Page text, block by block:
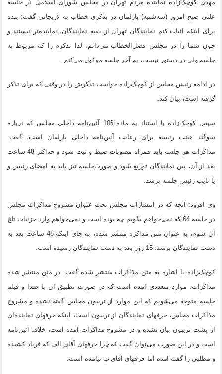
مهدی کوچک‌زاده نماینده مردم تهران در مجلس شورای اسلامی در جلسه
علنی صبح امروز (سه‌شنبه) پارلمان در تذکری خطاب به لاریجانی گفت: بنده
برای اینکه اثبات کنم نمایندگان تهران از بقیه نمایندگان، نماینده‌تر نیستند و
چون شما را در مجلس فصل‌الخطاب می‌دانم، لذا تذکرم را که مربوط به
جلسه ولی در دستور نیست، به آخر جلسه موکول می‌کنم.
در ادامه رئیس مجلس از کوچک‌زاده خواست تذکرش را در وقتی که برای تذکر
گرفته است، بیان کند.
سپس کوچک‌زاده با استناد به ماده 106 آئین‌نامه داخلی مجلس که درباره
سوگند هیئت رئیسه برای رعایت آئین‌نامه داخلی پارلمان است، گفت:
مذاکرات هر جلسه باید همراه مصوبات ضبط و ثبت شود و حداکثر 48 ساعت
بعد از آن، بین نمایندگان توزیع شود و صورت‌جلسه نیز باید به امضای رئیس و
یا نایب رئیس جلسه برسد.
وی افزود: آنچه که در انتشارات مجلس تحت عنوان مشروح مذاکرات مجلس
در جلسه 64 که نمی‌خواهم بگویم چه بوده است و نمی‌خواهم وارد جزئیات تلخ
آن شوم، به عنوان متن مذاکره منتشر شده، به جای اینکه 48 ساعت بعد به
دست نمایندگان برسد، 15 روز بعد به دست نمایندگان رسیده است.
کوچک‌زاده با اشاره به متن مذاکرات منتشر شده گفت: در متن منتشر شده
مذاکرات، موارد متعددی آمده است که در صورت تطبیق آن با صدا و فیلم
جلسه متوجه می‌شویم که این موارد از تریبون مجلس گفته نشده و مشروح
مذاکرات مجلس، حرفهای نمایندگان از تریبون است، اینکه حرفهای نماینده‌ای
از پشت تریبون بیان نشده و در مشروح مذاکرات آمده است، خلاف آئین‌نامه
است و در این صورت می‌توان گفت که چرا حرفهای آقای الف که فریاد کشیده
و مطلبی را گفته آمده اما حرفهای آقای ب نیامده است.